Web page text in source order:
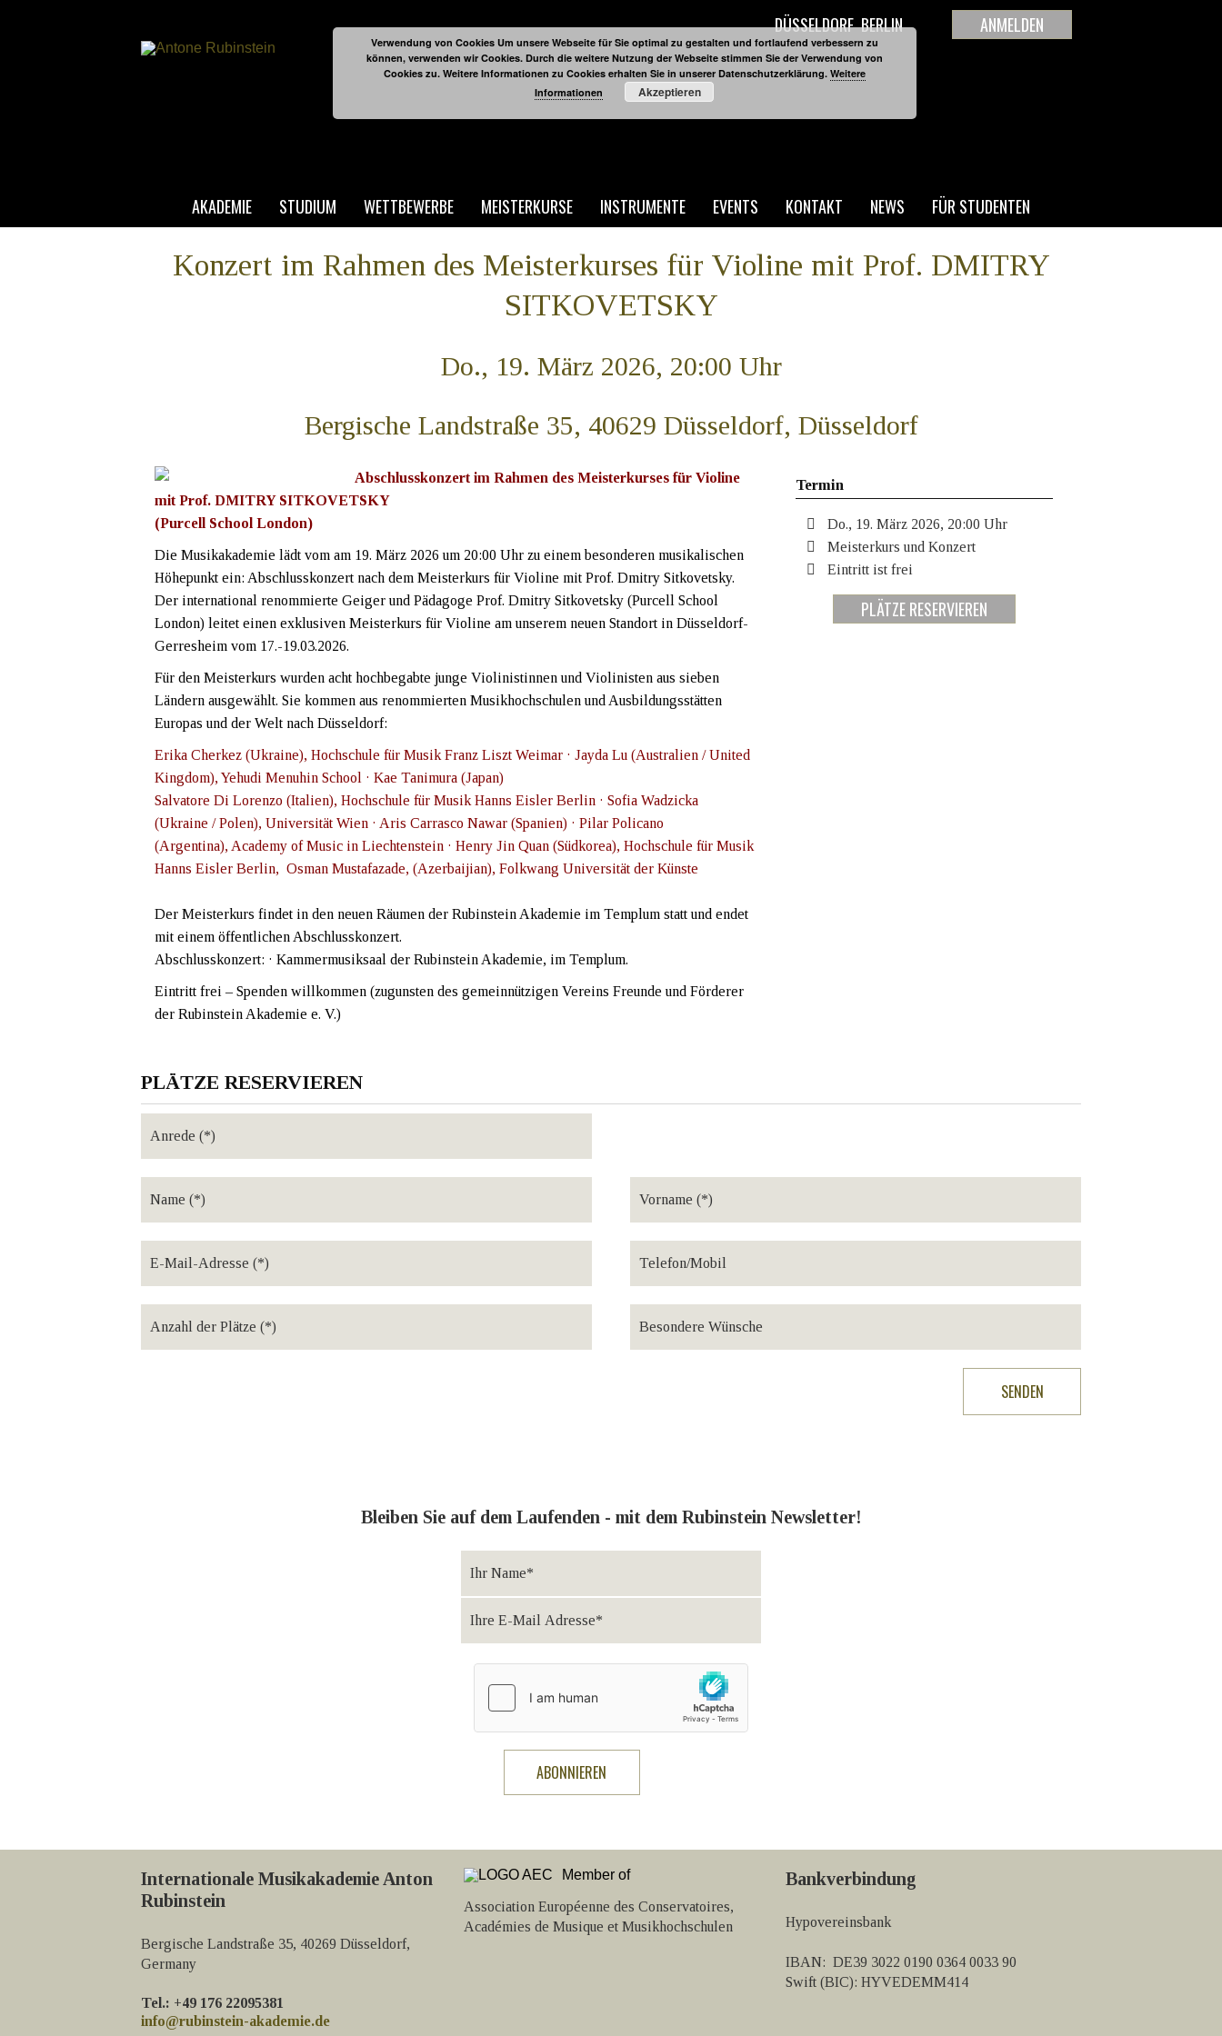
AKADEMIE STUDIUM WETTBEWERBE MEISTERKURSE INSTRUMENTE EVENTS KONTAKT NEWS FÜR STUDENTEN
DÜSSELDORF BERLIN ANMELDEN
Konzert im Rahmen des Meisterkurses für Violine mit Prof. DMITRY
SITKOVETSKY
Do., 19. März 2026, 20:00 Uhr
Bergische Landstraße 35, 40629 Düsseldorf, Düsseldorf
Abschlusskonzert im Rahmen des Meisterkurses für Violine
mit Prof. DMITRY SITKOVETSKY
(Purcell School London)
Die Musikakademie lädt vom am 19. März 2026 um 20:00 Uhr zu einem besonderen musikalischen
Höhepunkt ein: Abschlusskonzert nach dem Meisterkurs für Violine mit Prof. Dmitry Sitkovetsky.
Der international renommierte Geiger und Pädagoge Prof. Dmitry Sitkovetsky (Purcell School
London) leitet einen exklusiven Meisterkurs für Violine am unserem neuen Standort in Düsseldorf-
Gerresheim vom 17.-19.03.2026.
Für den Meisterkurs wurden acht hochbegabte junge Violinistinnen und Violinisten aus sieben
Ländern ausgewählt. Sie kommen aus renommierten Musikhochschulen und Ausbildungsstätten
Europas und der Welt nach Düsseldorf:
Erika Cherkez (Ukraine), Hochschule für Musik Franz Liszt Weimar · Jayda Lu (Australien / United
Kingdom), Yehudi Menuhin School · Kae Tanimura (Japan)
Salvatore Di Lorenzo (Italien), Hochschule für Musik Hanns Eisler Berlin · Sofia Wadzicka
(Ukraine / Polen), Universität Wien · Aris Carrasco Nawar (Spanien) · Pilar Policano
(Argentina), Academy of Music in Liechtenstein · Henry Jin Quan (Südkorea), Hochschule für Musik
Hanns Eisler Berlin, Osman Mustafazade, (Azerbaijian), Folkwang Universität der Künste
Der Meisterkurs findet in den neuen Räumen der Rubinstein Akademie im Templum statt und endet
mit einem öffentlichen Abschlusskonzert.
Abschlusskonzert: · Kammermusiksaal der Rubinstein Akademie, im Templum.
Eintritt frei – Spenden willkommen (zugunsten des gemeinnützigen Vereins Freunde und Förderer
der Rubinstein Akademie e. V.)
Termin
Do., 19. März 2026, 20:00 Uhr
Meisterkurs und Konzert
Eintritt ist frei
PLÄTZE RESERVIEREN
PLÄTZE RESERVIEREN
Bleiben Sie auf dem Laufenden - mit dem Rubinstein Newsletter!
Internationale Musikakademie Anton
Rubinstein
Bergische Landstraße 35, 40269 Düsseldorf,
Germany
Tel.: +49 176 22095381
info@rubinstein-akademie.de
Member of
Association Européenne des Conservatoires,
Académies de Musique et Musikhochschulen
Bankverbindung
Hypovereinsbank
IBAN: DE39 3022 0190 0364 0033 90
Swift (BIC): HYVEDEMM414
Verwendung von Cookies Um unsere Webseite für Sie optimal zu gestalten und fortlaufend verbessern zu
können, verwenden wir Cookies. Durch die weitere Nutzung der Webseite stimmen Sie der Verwendung von
Cookies zu. Weitere Informationen zu Cookies erhalten Sie in unserer Datenschutzerklärung. Weitere
Informationen
Akzeptieren